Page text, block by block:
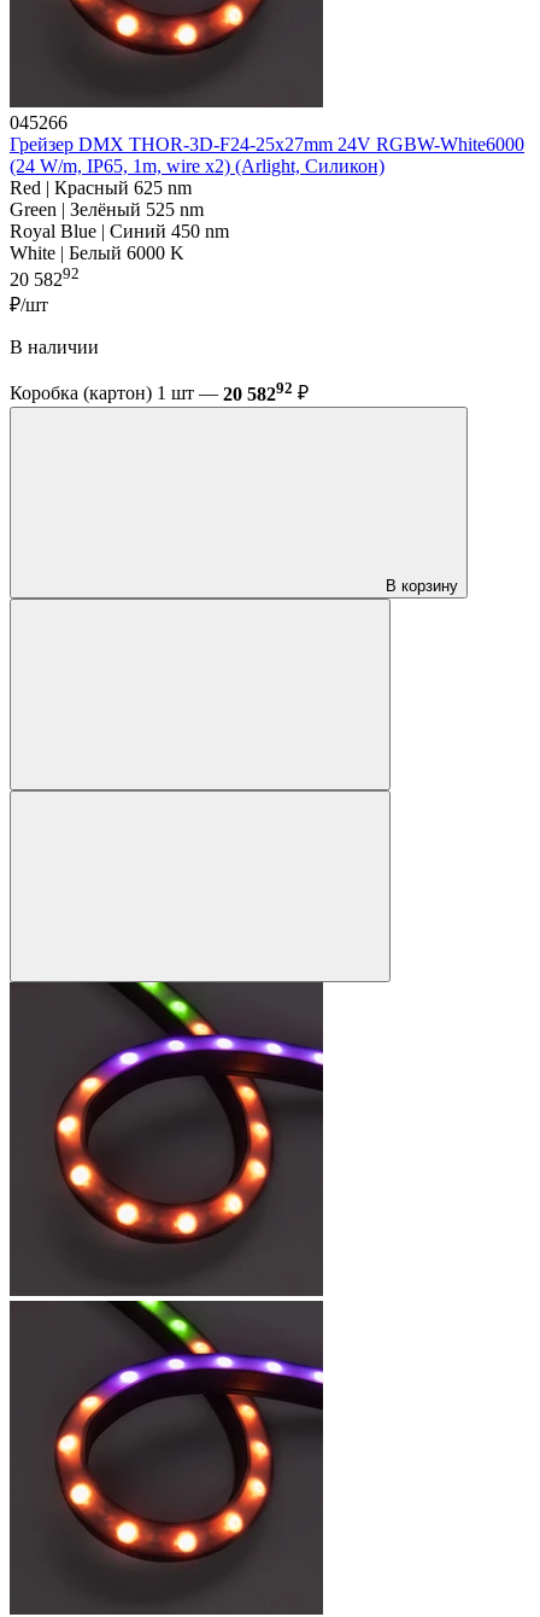
045266
Грейзер DMX THOR-3D-F24-25x27mm 24V RGBW-White6000
(24 W/m, IP65, 1m, wire x2) (Arlight, Силикон)
Red | Красный 625 nm
Green | Зелёный 525 nm
Royal Blue | Синий 450 nm
White | Белый 6000 K
20 58292
₽/шт
В наличии
Коробка (картон) 1 шт — 20 58292 ₽
В корзину